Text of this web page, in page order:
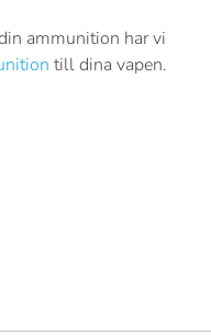
ammunition har vi
till dina vapen.